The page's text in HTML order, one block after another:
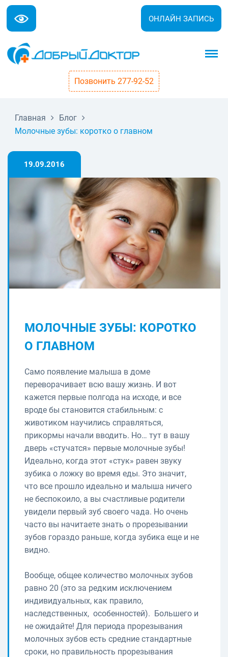
ОНЛАЙН ЗАПИСЬ
Позвонить 277-92-52
Главная
Блог
Молочные зубы: коротко о главном
19.09.2016
МОЛОЧНЫЕ ЗУБЫ: КОРОТКО
О ГЛАВНОМ
Само появление малыша в доме
переворачивает всю вашу жизнь. И вот
кажется первые полгода на исходе, и все
вроде бы становится стабильным: с
животиком научились справляться,
прикормы начали вводить. Но… тут в вашу
дверь «стучатся» первые молочные зубы!
Идеально, когда этот «стук» равен звуку
зубика о ложку во время еды. Это значит,
что все прошло идеально и малыша ничего
не беспокоило, а вы счастливые родители
увидели первый зуб своего чада. Но очень
часто вы начитаете знать о прорезывании
зубов гораздо раньше, когда зубика еще и не
видно.
Вообще, общее количество молочных зубов
равно 20 (это за редким исключением
индивидуальных, как правило,
наследственных, особенностей). Большего и
не ожидайте! Для периода прорезывания
молочных зубов есть средние стандартные
сроки, но правильность прорезывания